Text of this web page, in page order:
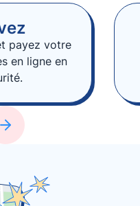
payez votre
en ligne en